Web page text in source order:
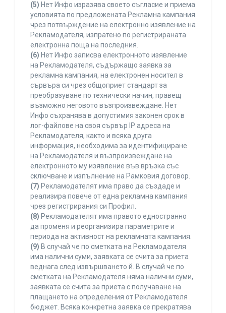
(5) Нет Инфо изразява своето съгласие и приема
условията по предложената Рекламна кампания
чрез потвърждение на електронно изявление на
Рекламодателя, изпратено по регистрираната
електронна поща на последния.
(6) Нет Инфо записва електронното изявление
на Рекламодателя, съдържащо заявка за
рекламна кампания, на електронен носител в
сървъра си чрез общоприет стандарт за
преобразуване по технически начин, правещ
възможно неговото възпроизвеждане. Нет
Инфо съхранява в допустимия законен срок в
лог-файлове на своя сървър IP адреса на
Рекламодателя, както и всяка друга
информация, необходима за идентифициране
на Рекламодателя и възпроизвеждане на
електронното му изявление във връзка със
сключване и изпълнение на Рамковия договор.
(7) Рекламодателят има право да създаде и
реализира повече от една рекламна кампания
чрез регистрирания си Профил.
(8) Рекламодателят има правото едностранно
да променя и реорганизира параметрите и
периода на активност на рекламната кампания.
(9) В случай че по сметката на Рекламодателя
има налични суми, заявката се счита за приета
веднага след извършването й. В случай че по
сметката на Рекламодателя няма налични суми,
заявката се счита за приета с получаване на
плащането на определения от Рекламодателя
бюджет. Всяка конкретна заявка се прекратява